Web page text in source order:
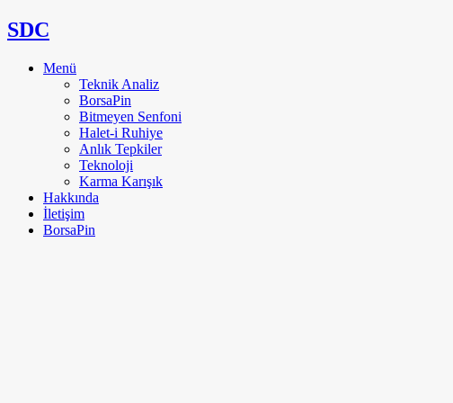
SDC
Menü
Teknik Analiz
BorsaPin
Bitmeyen Senfoni
Halet-i Ruhiye
Anlık Tepkiler
Teknoloji
Karma Karışık
Hakkında
İletişim
BorsaPin